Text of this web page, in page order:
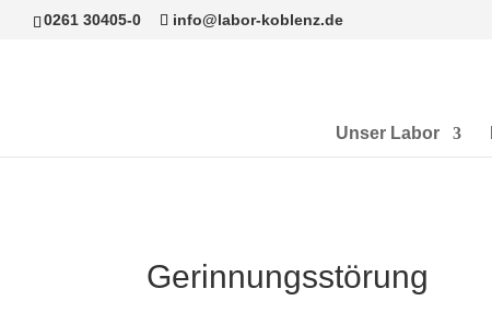
0261 30405-0 info@labor-koblenz.de
Unser Labor
Gerinnungsstörung